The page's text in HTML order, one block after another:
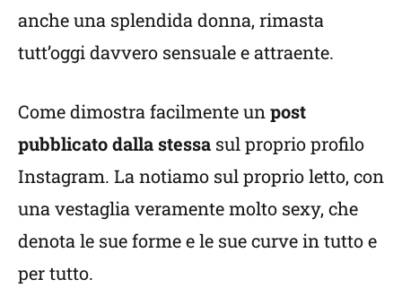
anche una splendida donna, rimasta
tutt’oggi davvero sensuale e attraente.
Come dimostra facilmente unpost
pubblicato dalla stessa sul proprio profilo
Instagram. La notiamo sul proprio letto, con
una vestaglia veramente molto sexy, che
denota le sue forme e le sue curve in tutto e
per tutto.